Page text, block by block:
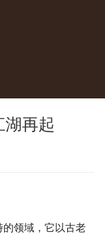
湖再起
领域，它以古老